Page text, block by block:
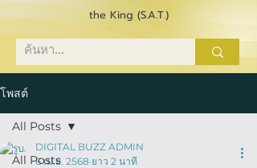
the King (S.A.T.)
โพสต์
All Posts
All Posts
DIGITAL BUZZ ADMIN
6 เม.ย. 2568 ยาว 2 นาที